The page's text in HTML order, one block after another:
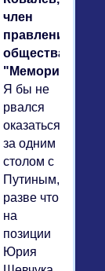
член
правления
общества
"Мемориал".
Я бы не
рвался
оказаться
за одним
столом с
Путиным,
разве что
на
позиции
Юрия